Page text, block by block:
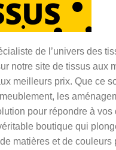
de l’univers des
notre site de tissus aux
meilleurs prix. Que ce
les
pour répondre à vos
boutique qui
matières et de couleurs